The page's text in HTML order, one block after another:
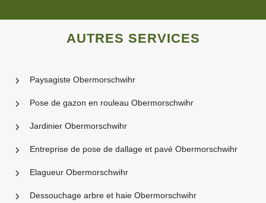
AUTRES SERVICES
Paysagiste Obermorschwihr
Pose de gazon en rouleau Obermorschwihr
Jardinier Obermorschwihr
Entreprise de pose de dallage et pavé Obermorschwihr
Elagueur Obermorschwihr
Dessouchage arbre et haie Obermorschwihr